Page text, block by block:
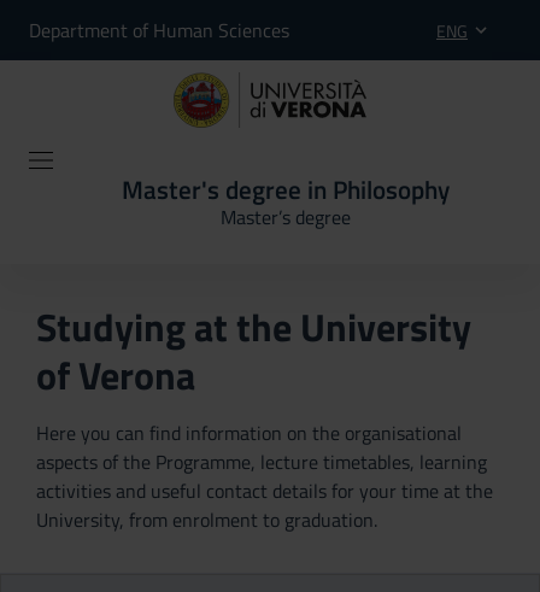
Department of Human Sciences ENG
Master's degree in Philosophy
Master’s degree
Studying at the University
of Verona
Here you can find information on the organisational
aspects of the Programme, lecture timetables, learning
activities and useful contact details for your time at the
University, from enrolment to graduation.